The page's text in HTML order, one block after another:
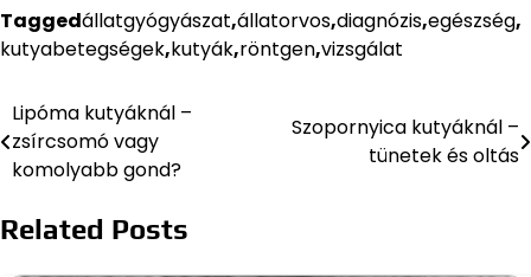
Taggedállatgyógyászat,állatorvos,diagnózis,egészség,
kutyabetegségek,kutyák,röntgen,vizsgálat
Bejegyzés
navigáció
Lipóma kutyáknál –
zsírcsomó vagy
komolyabb gond?
Szopornyica kutyáknál –
tünetek és oltás
Related Posts